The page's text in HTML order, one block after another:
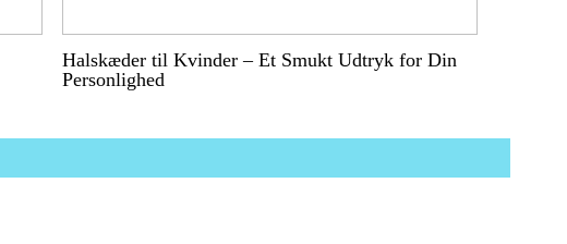
Halskæder til Kvinder – Et Smukt Udtryk for Din
Personlighed